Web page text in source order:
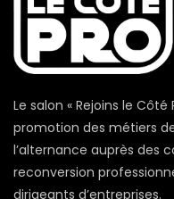
Le salon « Rejoins le
promotion des métiers
l’alternance auprès des
reconversion
dirigeants d’entreprises.